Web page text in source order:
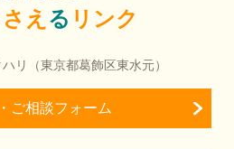
さえ る リンク
リ（東京都葛飾区東水元）
ご相談フォーム